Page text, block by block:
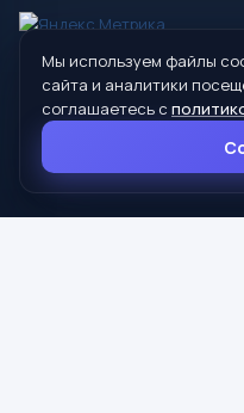
© 2026 Управление
Сухой Лог
624800, Свердловская
8 (34373) 4-33-85
Мы используем файлы
сайта и аналитики
соглашаетесь с